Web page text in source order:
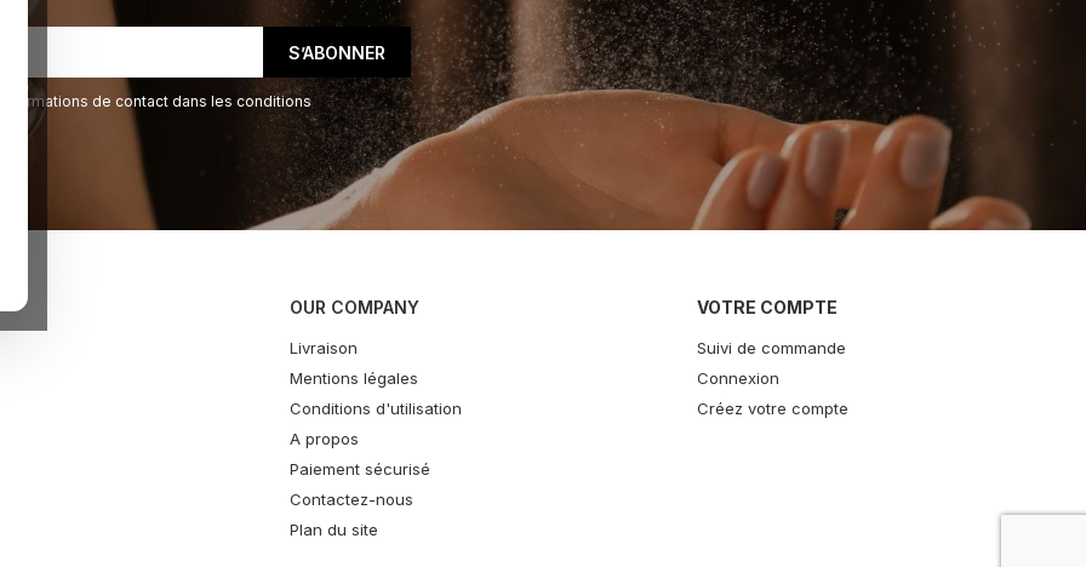
de contact dans les conditions
OUR COMPANY
Livraison
Mentions légales
Conditions d'utilisation
A propos
Paiement sécurisé
Contactez-nous
Plan du site
VOTRE COMPTE
Suivi de commande
Connexion
Créez votre compte